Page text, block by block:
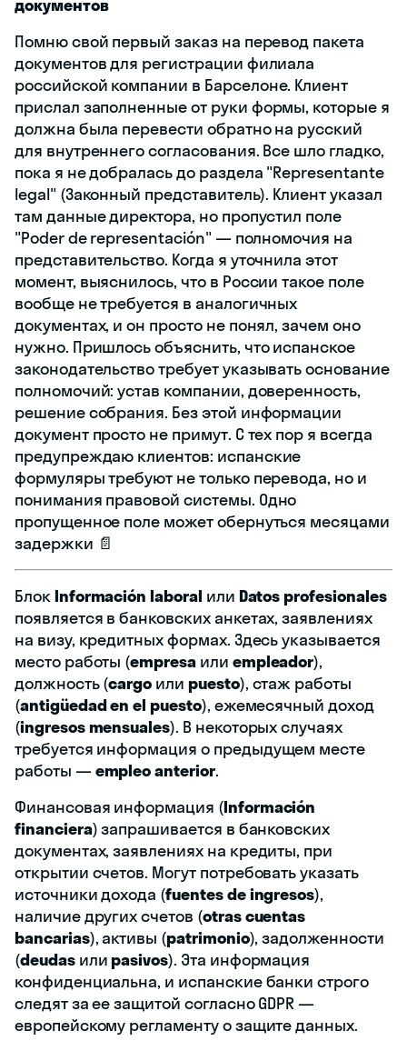
документов
Помню свой первый заказ на перевод пакета
документов для регистрации филиала
российской компании в Барселоне. Клиент
прислал заполненные от руки формы, которые я
должна была перевести обратно на русский
для внутреннего согласования. Все шло гладко,
пока я не добралась до раздела "Representante
legal" (Законный представитель). Клиент указал
там данные директора, но пропустил поле
"Poder de representación" — полномочия на
представительство. Когда я уточнила этот
момент, выяснилось, что в России такое поле
вообще не требуется в аналогичных
документах, и он просто не понял, зачем оно
нужно. Пришлось объяснить, что испанское
законодательство требует указывать основание
полномочий: устав компании, доверенность,
решение собрания. Без этой информации
документ просто не примут. С тех пор я всегда
предупреждаю клиентов: испанские
формуляры требуют не только перевода, но и
понимания правовой системы. Одно
пропущенное поле может обернуться месяцами
задержки 📄
БлокInformación laboral или Datos profesionales
появляется в банковских анкетах, заявлениях
на визу, кредитных формах. Здесь указывается
место работы (empresaили empleador),
должность (cargo или puesto), стаж работы
(antigüedad en el puesto), ежемесячный доход
(ingresos mensuales). В некоторых случаях
требуется информация о предыдущем месте
работы —empleo anterior.
Финансовая информация (Información
financiera) запрашивается в банковских
документах, заявлениях на кредиты, при
открытии счетов. Могут потребовать указать
источники дохода (fuentes de ingresos),
наличие других счетов (otras cuentas
bancarias), активы (patrimonio), задолженности
(deudasилиpasivos). Эта информация
конфиденциальна, и испанские банки строго
следят за ее защитой согласно GDPR —
европейскому регламенту о защите данных.